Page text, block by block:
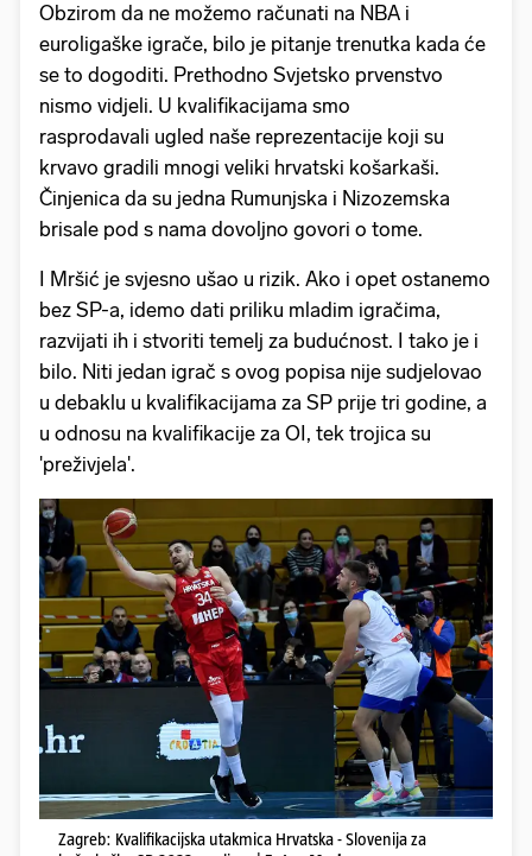
Obzirom da ne možemo računati na NBA i
euroligaške igrače, bilo je pitanje trenutka kada će
se to dogoditi. Prethodno Svjetsko prvenstvo
nismo vidjeli. U kvalifikacijama smo
rasprodavali ugled naše reprezentacije koji su
krvavo gradili mnogi veliki hrvatski košarkaši.
Činjenica da su jedna Rumunjska i Nizozemska
brisale pod s nama dovoljno govori o tome.
I Mršić je svjesno ušao u rizik. Ako i opet ostanemo
bez SP-a, idemo dati priliku mladim igračima,
razvijati ih i stvoriti temelj za budućnost. I tako je i
bilo. Niti jedan igrač s ovog popisa nije sudjelovao
u debaklu u kvalifikacijama za SP prije tri godine, a
u odnosu na kvalifikacije za OI, tek trojica su
'preživjela'.
Zagreb: Kvalifikacijska utakmica Hrvatska - Slovenija za